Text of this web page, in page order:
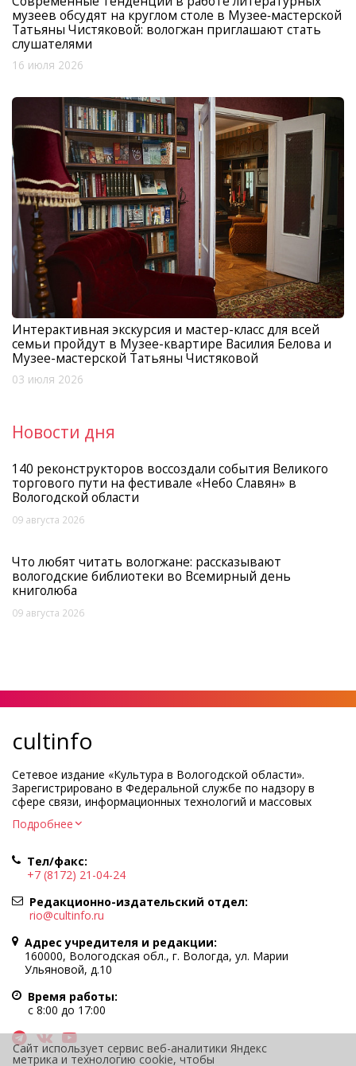
музеев обсудят на круглом столе в Музее‑мастерской
Татьяны Чистяковой: вологжан приглашают стать
слушателями
16 июля 2026
Интерактивная экскурсия и мастер-класс для всей
семьи пройдут в Музее-квартире Василия Белова и
Музее-мастерской Татьяны Чистяковой
03 июля 2026
Новости дня
140 реконструкторов воссоздали события Великого
торгового пути на фестивале «Небо Славян» в
Вологодской области
09 августа 2026
Что любят читать вологжане: рассказывают
вологодские библиотеки во Всемирный день
книголюба
09 августа 2026
cultinfo
Сетевое издание «Культура в Вологодской области».
Зарегистрировано в Федеральной службе по надзору в
сфере связи, информационных технологий и массовых
Регистрационный номер и дата принятия решения о
Учредитель КУ ВО «Информационно-аналитический центр
культуры»
Адрес учредителя и редакции: 160000, Вологодская обл., г.
Вологда, ул. Марии Ульяновой, д.10
Главный редактор — Легчанова Елена Григорьевна
Политика в отношении обработки персональных данных
При полном или частичном использовании информации
портала гиперссылка на cultinfo.ru обязательна.
Редакция не несет ответственности за достоверность
информации, содержащейся в рекламных объявлениях.
12+
Подробнее
Тел/факс:
+7 (8172) 21-04-24
Редакционно-издательский отдел:
rio@cultinfo.ru
Адрес учредителя и редакции:
160000, Вологодская обл., г. Вологда, ул. Марии
Ульяновой, д.10
Время работы:
с 8:00 до 17:00
Сайт использует сервис веб-аналитики Яндекс
метрика и технологию cookie, чтобы